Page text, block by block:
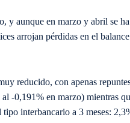
y aunque en marzo y abril se
arrojan pérdidas en el
reducido, con apenas
-0,191% en marzo) mientras
interbancario a 3 meses: